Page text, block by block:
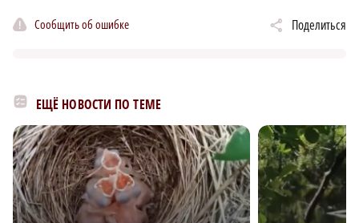
Сообщить об ошибке Поделиться
ЕЩЁ НОВОСТИ ПО ТЕМЕ